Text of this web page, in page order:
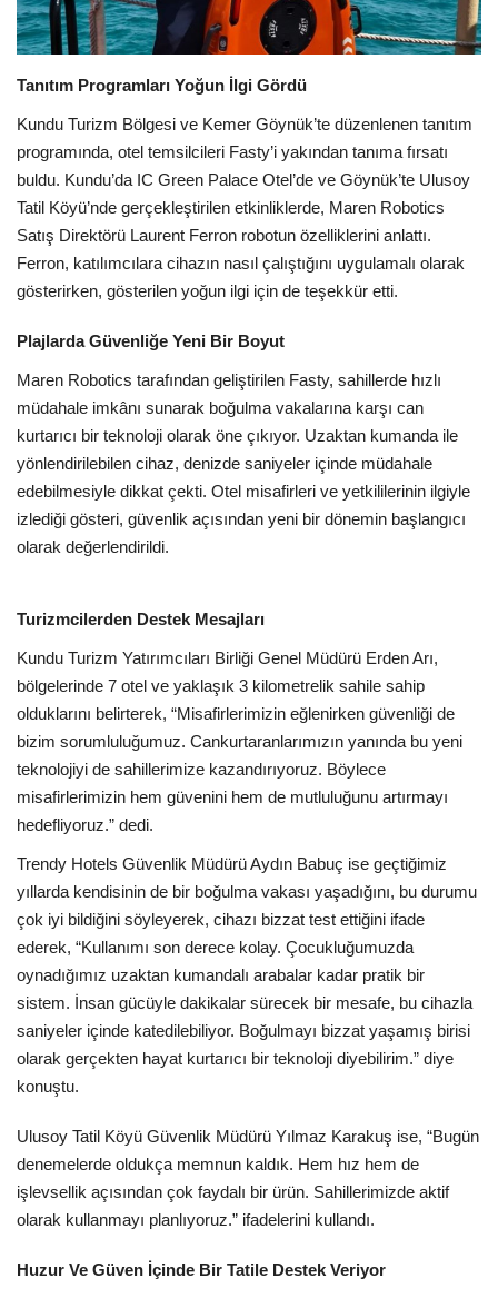
Video Tanıtım
Köşe Yazarları
Galeri
Tanıtım Programları Yoğun İlgi Gördü
Kundu Turizm Bölgesi ve Kemer Göynük’te düzenlenen tanıtım
programında, otel temsilcileri Fasty’i yakından tanıma fırsatı
buldu. Kundu’da IC Green Palace Otel’de ve Göynük’te Ulusoy
Tatil Köyü’nde gerçekleştirilen etkinliklerde, Maren Robotics
Satış Direktörü Laurent Ferron robotun özelliklerini anlattı.
Ferron, katılımcılara cihazın nasıl çalıştığını uygulamalı olarak
gösterirken, gösterilen yoğun ilgi için de teşekkür etti.
Plajlarda Güvenliğe Yeni Bir Boyut
Maren Robotics tarafından geliştirilen Fasty, sahillerde hızlı
müdahale imkânı sunarak boğulma vakalarına karşı can
kurtarıcı bir teknoloji olarak öne çıkıyor. Uzaktan kumanda ile
yönlendirilebilen cihaz, denizde saniyeler içinde müdahale
edebilmesiyle dikkat çekti. Otel misafirleri ve yetkililerinin ilgiyle
izlediği gösteri, güvenlik açısından yeni bir dönemin başlangıcı
olarak değerlendirildi.
Turizmcilerden Destek Mesajları
Kundu Turizm Yatırımcıları Birliği Genel Müdürü Erden Arı,
bölgelerinde 7 otel ve yaklaşık 3 kilometrelik sahile sahip
olduklarını belirterek, “Misafirlerimizin eğlenirken güvenliği de
bizim sorumluluğumuz. Cankurtaranlarımızın yanında bu yeni
teknolojiyi de sahillerimize kazandırıyoruz. Böylece
misafirlerimizin hem güvenini hem de mutluluğunu artırmayı
hedefliyoruz.” dedi.
Trendy Hotels Güvenlik Müdürü Aydın Babuç ise geçtiğimiz
yıllarda kendisinin de bir boğulma vakası yaşadığını, bu durumu
çok iyi bildiğini söyleyerek, cihazı bizzat test ettiğini ifade
ederek, “Kullanımı son derece kolay. Çocukluğumuzda
oynadığımız uzaktan kumandalı arabalar kadar pratik bir
sistem. İnsan gücüyle dakikalar sürecek bir mesafe, bu cihazla
saniyeler içinde katedilebiliyor. Boğulmayı bizzat yaşamış birisi
olarak gerçekten hayat kurtarıcı bir teknoloji diyebilirim.” diye
konuştu.
Ulusoy Tatil Köyü Güvenlik Müdürü Yılmaz Karakuş ise, “Bugün
denemelerde oldukça memnun kaldık. Hem hız hem de
işlevsellik açısından çok faydalı bir ürün. Sahillerimizde aktif
olarak kullanmayı planlıyoruz.” ifadelerini kullandı.
Huzur Ve Güven İçinde Bir Tatile Destek Veriyor